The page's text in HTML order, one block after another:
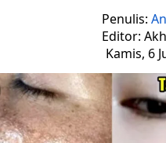
Penulis:
Editor:
Kamis, 6